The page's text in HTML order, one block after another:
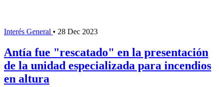
Interés General • 28 Dec 2023
Antía fue "rescatado" en la presentación
de la unidad especializada para incendios
en altura